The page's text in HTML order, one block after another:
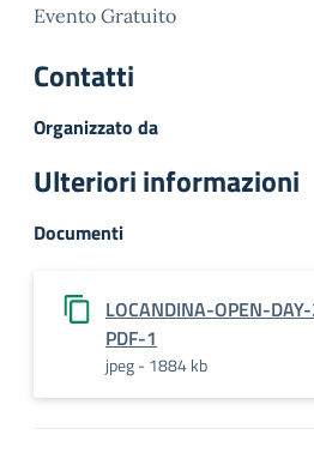
Evento Gratuito
Contatti
Organizzato da
Ulteriori informazioni
Documenti
LOCANDINA-OPEN-
PDF-1
jpeg - 1884 kb